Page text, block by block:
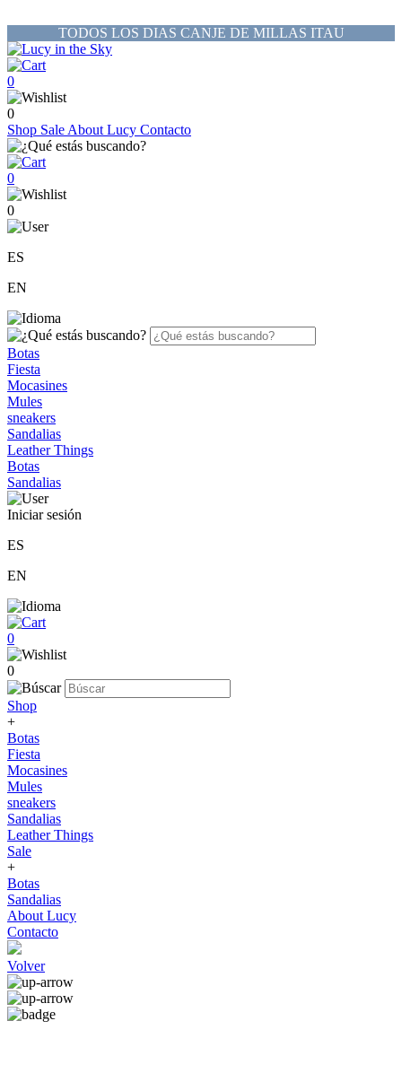
TODOS LOS DIAS CANJE DE MILLAS ITAU
0
0
Shop Sale About Lucy Contacto
0
0
ES
EN
Botas
Fiesta
Mocasines
Mules
sneakers
Sandalias
Leather Things
Botas
Sandalias
Iniciar sesión
ES
EN
0
0
Shop
+
Botas
Fiesta
Mocasines
Mules
sneakers
Sandalias
Leather Things
Sale
+
Botas
Sandalias
About Lucy
Contacto
Volver